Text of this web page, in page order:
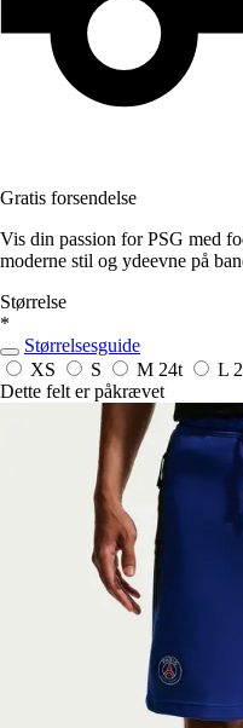
Gratis forsendelse
Vis din passion for PSG med
moderne stil og ydeevne på
Størrelse
*
Størrelsesguide
XS
S M 24t L
Dette felt er påkrævet